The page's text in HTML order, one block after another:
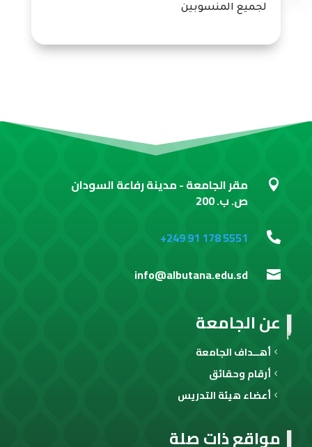
لجميع المنسوبين
مواقع ذات صلة
عن الجامعة
أهــداف الجامعة
أرقام وحقائق
أعضاء هيئة التدريس
 مقر الجامعة - مدينة رفاعة السودان
ص. ب. 200

+249 91 178 5551

info@albutana.edu.sd